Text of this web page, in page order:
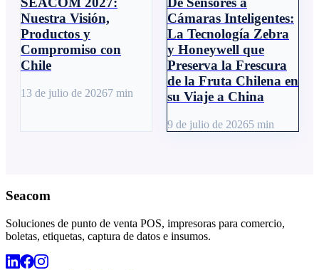
Nuestra Visión,
Productos y
Compromiso con
Chile
13 de julio de 20267 min
Cámaras Inteligentes:
La Tecnología Zebra
y Honeywell que
Preserva la Frescura
de la Fruta Chilena en
su Viaje a China
9 de julio de 20265 min
Seacom
Soluciones de punto de venta POS, impresoras para comercio,
boletas, etiquetas, captura de datos e insumos.